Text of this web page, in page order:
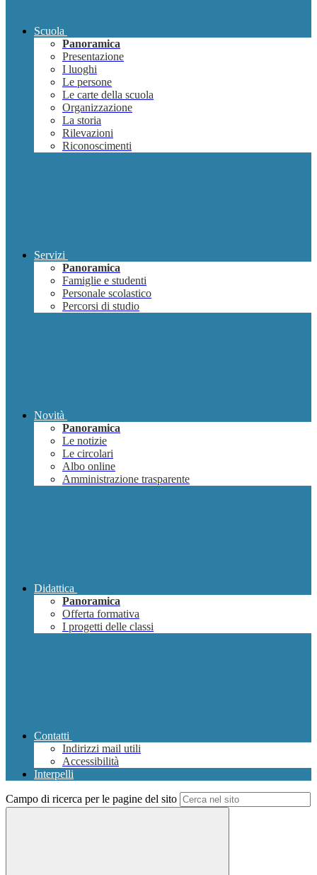
Scuola
Panoramica
Presentazione
I luoghi
Le persone
Le carte della scuola
Organizzazione
La storia
Rilevazioni
Riconoscimenti
Servizi
Panoramica
Famiglie e studenti
Personale scolastico
Percorsi di studio
Novità
Panoramica
Le notizie
Le circolari
Albo online
Amministrazione trasparente
Didattica
Panoramica
Offerta formativa
I progetti delle classi
Contatti
Indirizzi mail utili
Accessibilità
Interpelli
Campo di ricerca per le pagine del sito